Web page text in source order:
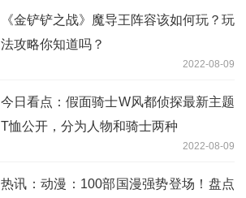
《金铲铲之战》魔导王阵容该如何玩？玩
法攻略你知道吗？
2022-08-09
今日看点：假面骑士W风都侦探最新主题
T恤公开，分为人物和骑士两种
2022-08-09
热讯：动漫：100部国漫强势登场！盘点